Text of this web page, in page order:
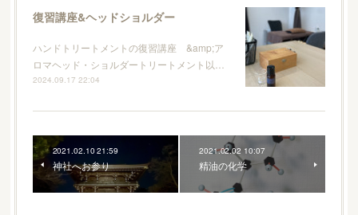
復習講座&ヘッドショルダー
ハンドトリートメントの復習講座 &amp;ア
ロマヘッド・ショルダートリートメント以…
2024.09.17 22:04
2021.02.10 21:59
神社へお参り
2021.02.02 10:07
精油の化学